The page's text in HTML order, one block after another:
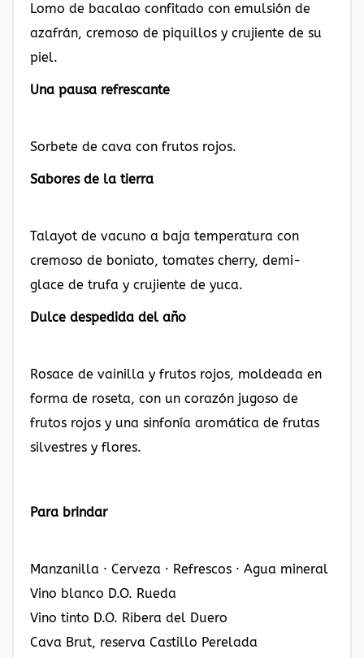
Lomo de bacalao confitado con emulsión de
azafrán, cremoso de piquillos y crujiente de su
piel.
Una pausa refrescante
Sorbete de cava con frutos rojos.
Sabores de la tierra
Talayot de vacuno a baja temperatura con
cremoso de boniato, tomates cherry, demi-
glace de trufa y crujiente de yuca.
Dulce despedida del año
Rosace de vainilla y frutos rojos, moldeada en
forma de roseta, con un corazón jugoso de
frutos rojos y una sinfonía aromática de frutas
silvestres y flores.
Para brindar
Manzanilla · Cerveza · Refrescos · Agua mineral
Vino blanco D.O. Rueda
Vino tinto D.O. Ribera del Duero
Cava Brut, reserva Castillo Perelada